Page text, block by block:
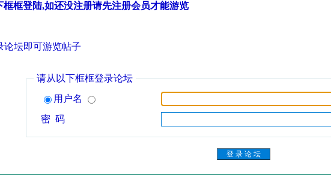
框登陆,如还没注册请先注册会员才能游览
论坛即可游览帖子
请从以下框框登录论坛
用户名
密 码